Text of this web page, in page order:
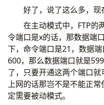
好了，说了这么多，现
在主动模式中，FTP的
令端口是x的话，那数据端
下，命令端口是21，数据
600，那么数据端口就是
了，只要开通这两个端口
上网的话那岂不是不能正
定需要被动模式。